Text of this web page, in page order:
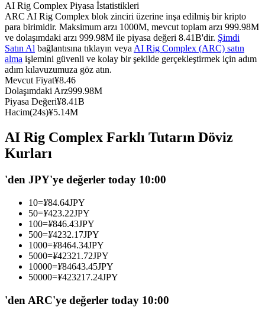
Kopya Ticaret
Kopya Tüccarı Olun
Kâr paylaşımı ve kopya ticaret komisyonlarının tadını çıkarın
AI Rig Complex Piyasa İstatistikleri
ARC AI Rig Complex blok zinciri üzerine inşa edilmiş bir kripto
para birimidir. Maksimum arzı 1000M, mevcut toplam arzı 999.98M
ve dolaşımdaki arzı 999.98M ile piyasa değeri 8.41B'dir. Şimdi
Satın Al bağlantısına tıklayın veya AI Rig Complex (ARC) satın
alma işlemini güvenli ve kolay bir şekilde gerçekleştirmek için adım
adım kılavuzumuza göz atın.
Mevcut Fiyat¥8.46
Dolaşımdaki Arz999.98M
Piyasa Değeri¥8.41B
Hacim(24s)¥5.14M
AI Rig Complex Farklı Tutarın Döviz
Kurları
'den JPY'ye değerler today 10:00
10=¥84.64JPY
50=¥423.22JPY
100=¥846.43JPY
500=¥4232.17JPY
1000=¥8464.34JPY
5000=¥42321.72JPY
10000=¥84643.45JPY
50000=¥423217.24JPY
'den ARC'ye değerler today 10:00